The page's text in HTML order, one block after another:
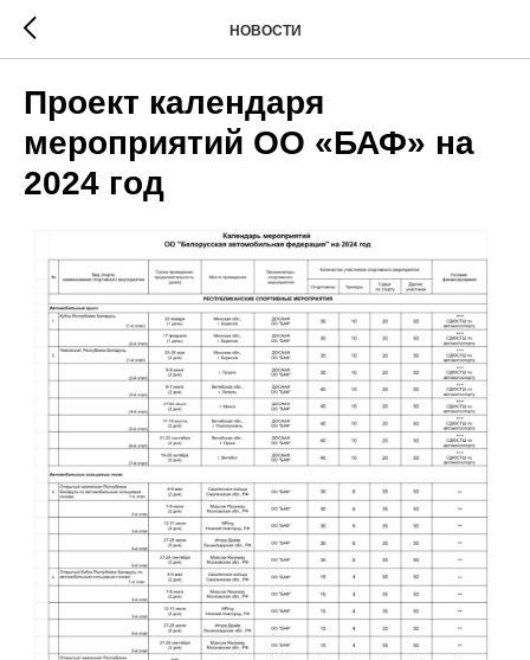
НОВОСТИ
Проект календаря
мероприятий ОО «БАФ» на
2024 год